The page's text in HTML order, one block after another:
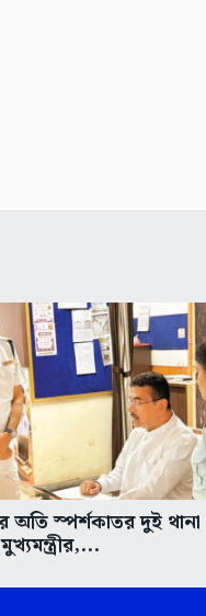
অতি স্পর্শকাতর দুই থানা